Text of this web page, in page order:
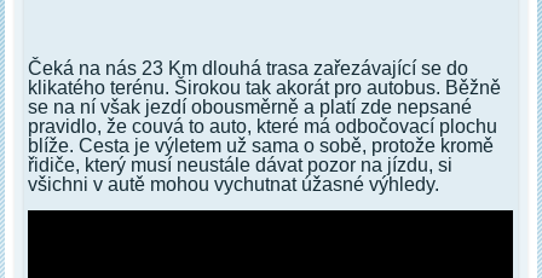
Čeká na nás 23 Km dlouhá trasa zařezávající se do
klikatého terénu. Širokou tak akorát pro autobus. Běžně
se na ní však jezdí obousměrně a platí zde nepsané
pravidlo, že couvá to auto, které má odbočovací plochu
blíže. Cesta je výletem už sama o sobě, protože kromě
řidiče, který musí neustále dávat pozor na jízdu, si
všichni v autě mohou vychutnat úžasné výhledy.